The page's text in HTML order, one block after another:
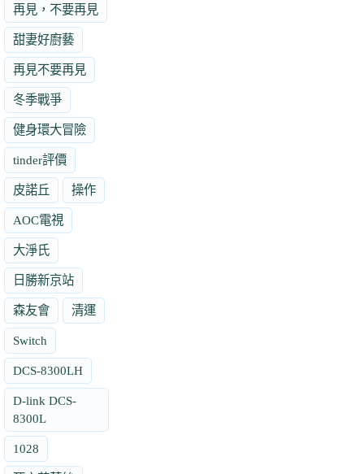
再見，不要再見
甜妻好廚藝
再見不要再見
冬季戰爭
健身環大冒險
tinder評價
皮諾丘 操作
AOC電視
大淨氏
日勝新京站
森友會 清運
Switch
DCS-8300LH
D-link DCS-
8300L
1028